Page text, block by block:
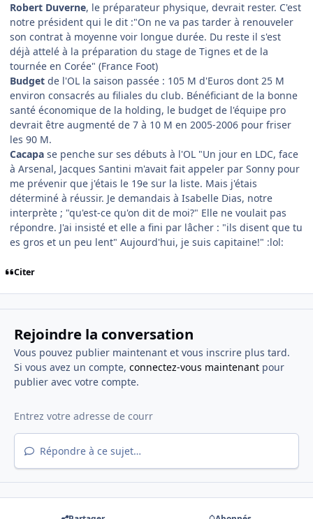
Robert Duverne, le préparateur physique, devrait rester. C'est
notre président qui le dit :"On ne va pas tarder à renouveler
son contrat à moyenne voir longue durée. Du reste il s'est
déjà attelé à la préparation du stage de Tignes et de la
tournée en Corée" (France Foot)
Budget de l'OL la saison passée : 105 M d'Euros dont 25 M
environ consacrés au filiales du club. Bénéficiant de la bonne
santé économique de la holding, le budget de l'équipe pro
devrait être augmenté de 7 à 10 M en 2005-2006 pour friser
les 90 M.
Cacapa se penche sur ses débuts à l'OL "Un jour en LDC, face
à Arsenal, Jacques Santini m'avait fait appeler par Sonny pour
me prévenir que j'étais le 19e sur la liste. Mais j'étais
déterminé à réussir. Je demandais à Isabelle Dias, notre
interprète ; "qu'est-ce qu'on dit de moi?" Elle ne voulait pas
répondre. J'ai insisté et elle a fini par lâcher : "ils disent que tu
es gros et un peu lent" Aujourd'hui, je suis capitaine!" :lol:
Citer
Rejoindre la conversation
Vous pouvez publier maintenant et vous inscrire plus tard.
Si vous avez un compte, connectez-vous maintenantpour
publier avec votre compte.
Répondre à ce sujet…